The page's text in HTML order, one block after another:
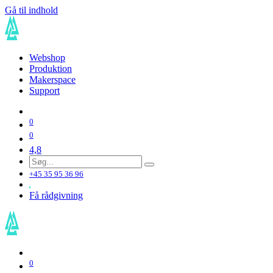
Gå til indhold
Webshop
Produktion
Makerspace
Support
0
0
4,8
+45 35 95 36 96
Få rådgivning
0